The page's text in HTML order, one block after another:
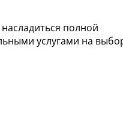
полной
услугами на